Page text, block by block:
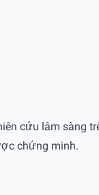
cứu lâm sàng
chứng minh.